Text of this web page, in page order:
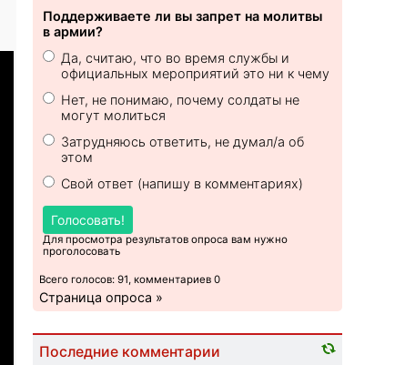
Поддерживаете ли вы запрет на молитвы
в армии?
Да, считаю, что во время службы и
официальных мероприятий это ни к чему
Нет, не понимаю, почему солдаты не
могут молиться
Затрудняюсь ответить, не думал/а об
этом
Свой ответ (напишу в комментариях)
Голосовать!
Для просмотра результатов опроса вам нужно
проголосовать
Всего голосов: 91, комментариев 0
Страница опроса »
Последние комментарии